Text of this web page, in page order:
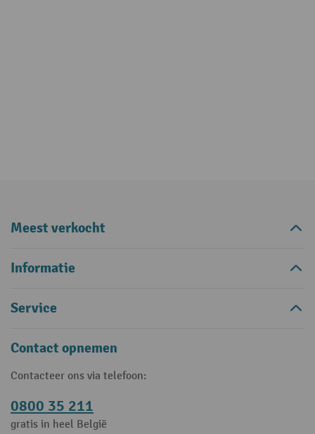
Meest verkocht
Informatie
Service
Contact opnemen
Contacteer ons via telefoon:
0800 35 211
gratis in heel België